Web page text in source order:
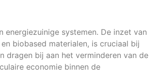
systemen. De inzet van
biobased materialen, is cruciaal bij
dragen bij aan het verminderen van de
economie binnen de